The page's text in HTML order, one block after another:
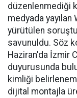
düzenlenmediği
medyada
yürütülen
savunuldu. Söz
Haziran'da İzmir
duyurusunda
kimliği
dijital montajla